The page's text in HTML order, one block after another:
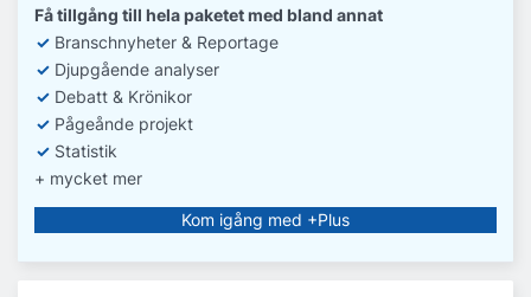
Få tillgång till hela paketet med bland annat
✓ Branschnyheter & Reportage
✓ Djupgående analyser
✓ Debatt & Krönikor
✓ Pågeånde projekt
✓ Statistik
+ mycket mer
Kom igång med +Plus